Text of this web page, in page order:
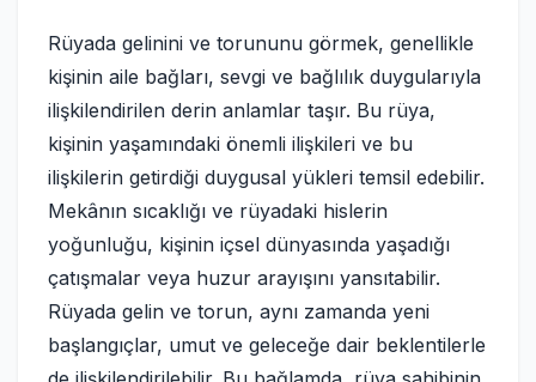
Rüyada gelinini ve torununu görmek, genellikle
kişinin aile bağları, sevgi ve bağlılık duygularıyla
ilişkilendirilen derin anlamlar taşır. Bu rüya,
kişinin yaşamındaki önemli ilişkileri ve bu
ilişkilerin getirdiği duygusal yükleri temsil edebilir.
Mekânın sıcaklığı ve rüyadaki hislerin
yoğunluğu, kişinin içsel dünyasında yaşadığı
çatışmalar veya huzur arayışını yansıtabilir.
Rüyada gelin ve torun, aynı zamanda yeni
başlangıçlar, umut ve geleceğe dair beklentilerle